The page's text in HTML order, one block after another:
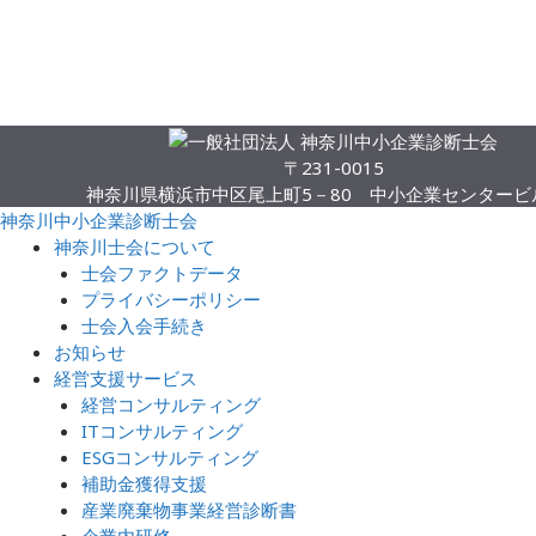
〒231-0015
神奈川県横浜市中区尾上町5－80 中小企業センタービ
神奈川中小企業診断士会
神奈川士会について
士会ファクトデータ
プライバシーポリシー
士会入会手続き
お知らせ
経営支援サービス
経営コンサルティング
ITコンサルティング
ESGコンサルティング
補助金獲得支援
産業廃棄物事業経営診断書